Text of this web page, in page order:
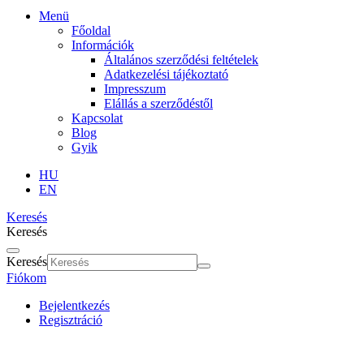
Menü
Főoldal
Információk
Általános szerződési feltételek
Adatkezelési tájékoztató
Impresszum
Elállás a szerződéstől
Kapcsolat
Blog
Gyik
HU
EN
Keresés
Keresés
Keresés
Fiókom
Bejelentkezés
Regisztráció